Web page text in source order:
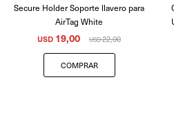
Secure Holder Soporte llavero para
AirTag White
USD 19,00 USD22,00